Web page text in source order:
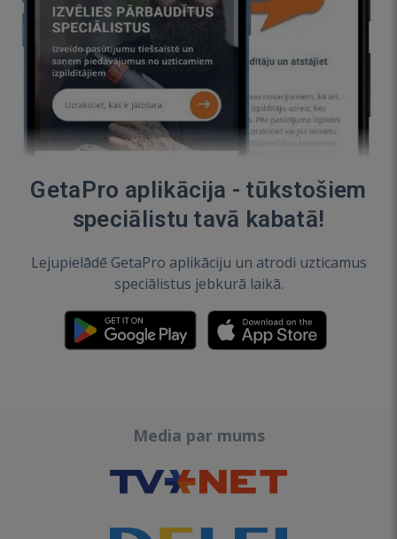
GetaPro aplikācija - tūkstošiem
speciālistu tavā kabatā!
Lejupielādē GetaPro aplikāciju un atrodi uzticamus
speciālistus jebkurā laikā.
Media par mums